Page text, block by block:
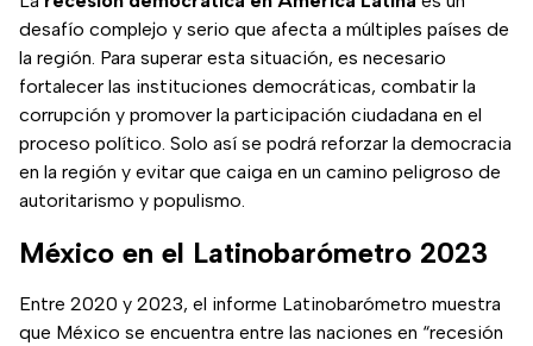
desafío complejo y serio que afecta a múltiples países de
la región. Para superar esta situación, es necesario
fortalecer las instituciones democráticas, combatir la
corrupción y promover la participación ciudadana en el
proceso político. Solo así se podrá reforzar la democracia
en la región y evitar que caiga en un camino peligroso de
autoritarismo y populismo.
México en el Latinobarómetro 2023
Entre 2020 y 2023, el informe Latinobarómetro muestra
que México se encuentra entre las naciones en “recesión